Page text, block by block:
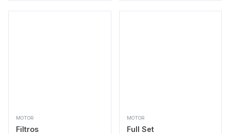
MOTOR
Filtros
MOTOR
Full Set